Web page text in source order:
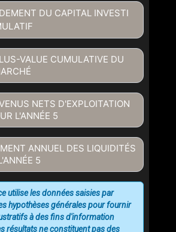
DU CAPITAL INVESTI
VALUE CUMULATIVE DU
NETS D'EXPLOITATION
L'ANNÉE 5
ANNUEL DES LIQUIDITÉS
5
utilise les données saisies par
hypothèses générales pour fournir
à des fins d'information
résultats ne constituent pas des